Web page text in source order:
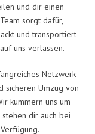
und dir einen
sorgt dafür,
und transportiert
uns verlassen.
Netzwerk
sicheren Umzug von
kümmern uns um
dir auch bei